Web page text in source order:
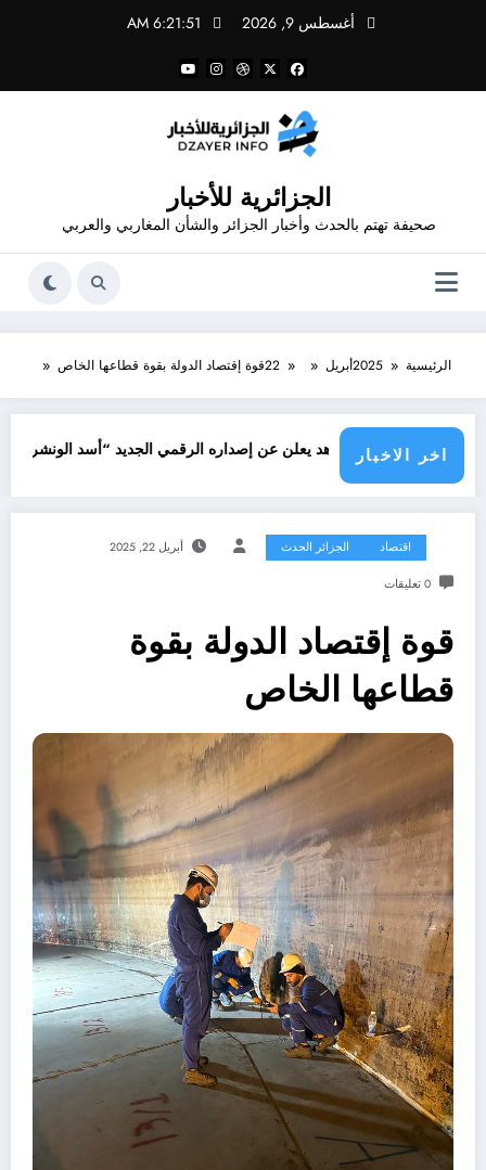
أغسطس 9, 2026 6:21:51 AM
الجزائرية للأخبار
صحيفة تهتم بالحدث وأخبار الجزائر والشأن المغاربي والعربي
الرئيسية 2025أبريل 22قوة إقتصاد الدولة بقوة قطاعها الخاص
اخر الاخبار
قدور شاهد يعلن عن إصداره الرقمي الجديد “أسد الونشريس” تخليدا
اقتصاد الجزائر الحدث أبريل 22, 2025
0 تعليقات
قوة إقتصاد الدولة بقوة
قطاعها الخاص